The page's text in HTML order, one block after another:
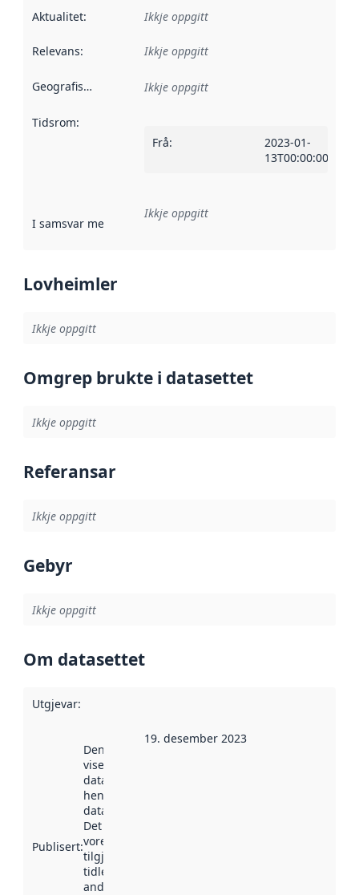
Aktualitet: Ikkje oppgitt
Relevans: Ikkje oppgitt
Geografisk område Ikkje oppgitt
Tidsrom:
Frå:
2023-01-
13T00:00:00Z
I samsvar med Referanse til ei implementeringsregel eller
Ikkje oppgitt
Lovheimler
Ikkje oppgitt
Omgrep brukte i datasettet
Ikkje oppgitt
Referansar
Ikkje oppgitt
Gebyr
Ikkje oppgitt
Om datasettet
Utgjevar:
Publisert:
Denne datoen
viser når
datasettet vart
henta inn av
data.norge.no.
Det kan ha
vore
tilgjengeleg
tidlegare
andre stader.
19. desember 2023